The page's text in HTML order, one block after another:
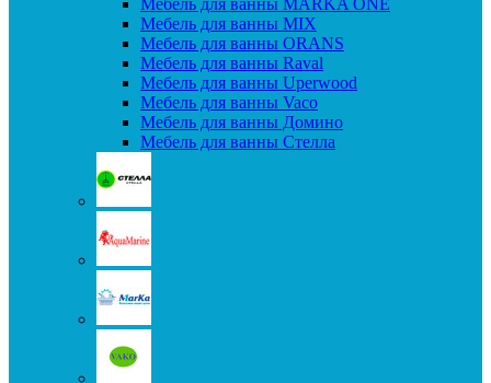
Мебель для ванны MARKA ONE
Мебель для ванны MIX
Мебель для ванны ORANS
Мебель для ванны Raval
Мебель для ванны Uperwood
Мебель для ванны Vaco
Мебель для ванны Домино
Мебель для ванны Стелла